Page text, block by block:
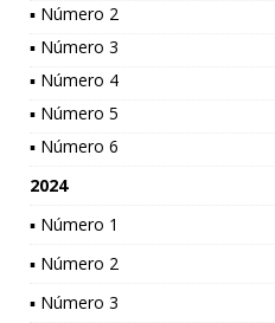
▪ Número 2
▪ Número 3
▪ Número 4
▪ Número 5
▪ Número 6
2024
▪ Número 1
▪ Número 2
▪ Número 3